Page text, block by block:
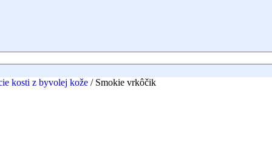
kosti z byvolej kože / Smokie vrkôčik